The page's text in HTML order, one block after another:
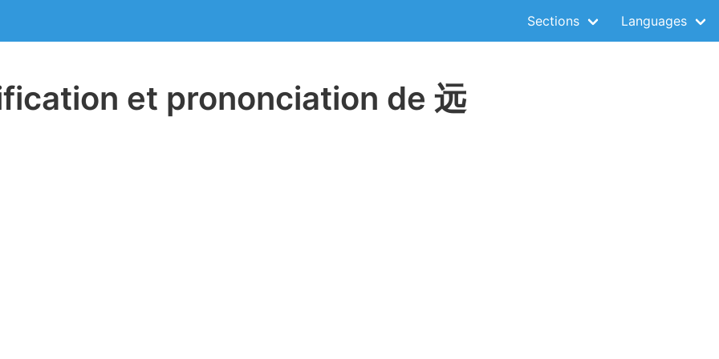
Sections Languages
et prononciation de 远